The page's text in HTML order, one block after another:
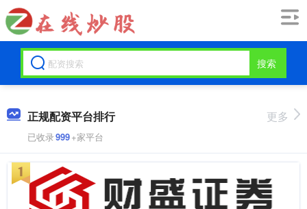
搜索
正规配资平台排行
已收录999+家平台
更多